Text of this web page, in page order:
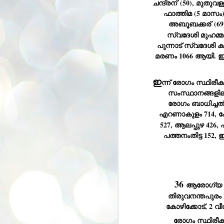
ചന്ദ്രന് (50),
ഫാത്തിമ (5
അബൂബക്കര്
സ്വദേശി
പുന്നാട് സ്വദേശി
മരണം 1066 ആയി.
ഇന്ന് രോഗം
രോഗം
എറണാകുളം 714,
527, ആലപ്പുഴ 426,
പത്തനംതിട്ട
36 ആരോഗ്യ
തിരുവനന്തപുരം
കോഴിക്കോട്, 2
രോഗം